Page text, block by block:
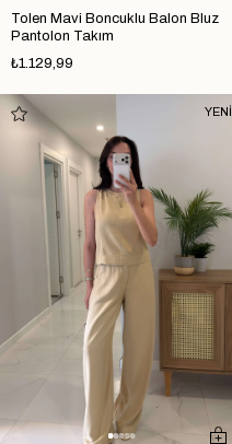
Tolen Mavi Boncuklu Balon Bluz
Pantolon Takım
₺1.129,99
YENİ